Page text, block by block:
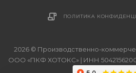
ПОЛИТИКА
2026 © Производственно-
ООО «ПКФ ХОТОКС» | ИНН 5042156200